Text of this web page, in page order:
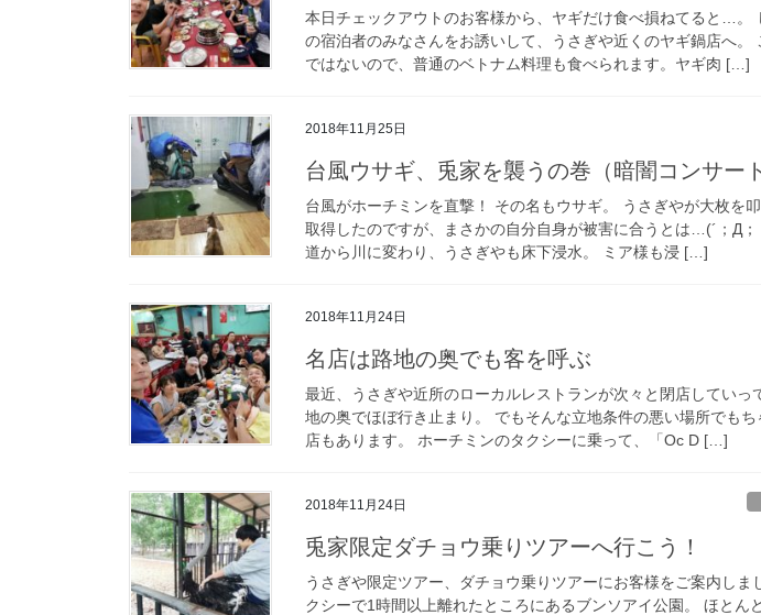
本日チェックアウトのお客様から、ヤギだけ食べ損ねてると…。
の宿泊者のみなさんをお誘いして、うさぎや近くのヤギ鍋店へ。
ではないので、普通のベトナム料理も食べられます。ヤギ肉 […]
2018年11月25日
台風ウサギ、兎家を襲うの巻（暗闇コンサー
台風がホーチミンを直撃！ その名もウサギ。 うさぎやが大枚を
取得したのですが、まさかの自分自身が被害に合うとは…(´；Д
道から川に変わり、うさぎやも床下浸水。 ミア様も浸 […]
2018年11月24日
名店は路地の奥でも客を呼ぶ
最近、うさぎや近所のローカルレストランが次々と閉店していっ
地の奥でほぼ行き止まり。 でもそんな立地条件の悪い場所でも
店もあります。 ホーチミンのタクシーに乗って、「Oc D […]
2018年11月24日
兎家限定ダチョウ乗りツアーへ行こう！
うさぎや限定ツアー、ダチョウ乗りツアーにお客様をご案内しま
クシーで1時間以上離れたところにあるブンソアイ公園。 ほとん